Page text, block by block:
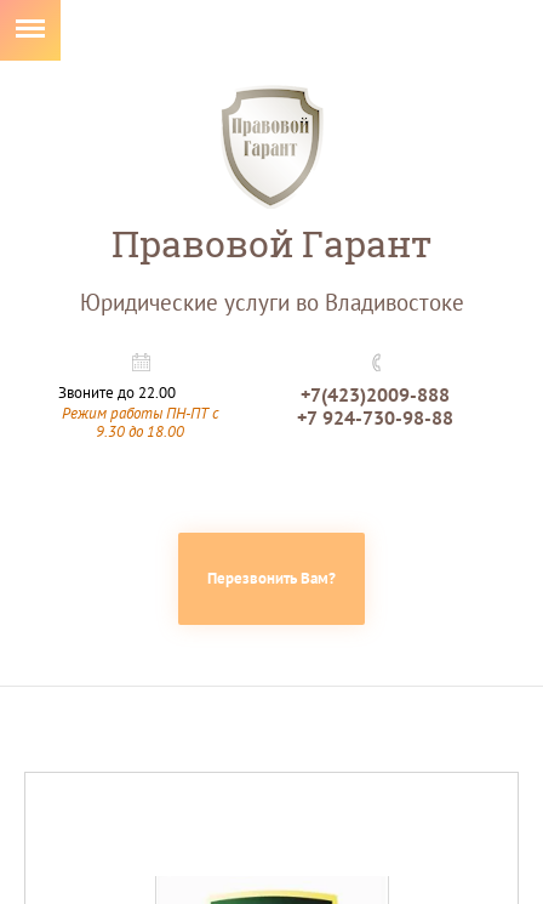
Правовой Гарант
Юридические услуги во Владивостоке
Звоните до 22.00
Режим работы ПН-ПТ с
9.30 до 18.00
+7(423)2009-888
+7 924-730-98-88
Перезвонить Вам?